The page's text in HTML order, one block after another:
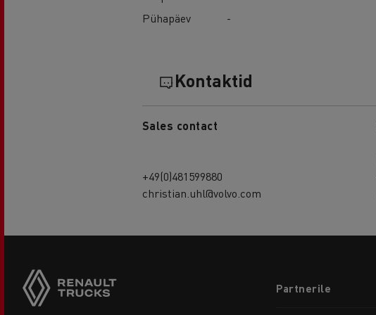
Pühapäev
-
Kontaktid
Sales contact
+49(0)481599880
christian.uhl@volvo.com
menuPartnerile